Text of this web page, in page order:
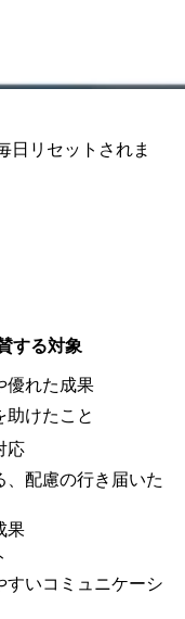
日リセットされま
する対象
優れた成果
助けたこと
応
、配慮の行き届いた
果
すいコミュニケーシ